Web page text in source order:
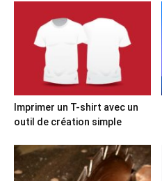
Imprimer un T-shirt avec un
outil de création simple